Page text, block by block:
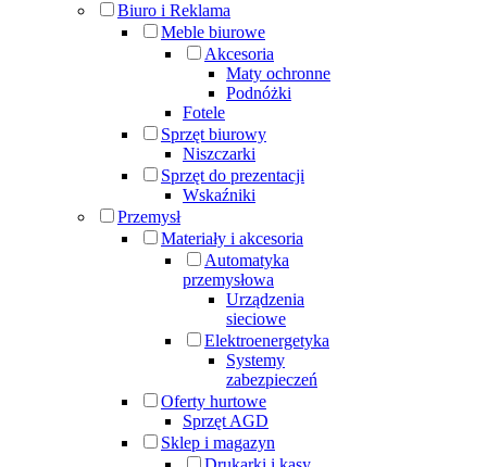
Biuro i Reklama
Meble biurowe
Akcesoria
Maty ochronne
Podnóżki
Fotele
Sprzęt biurowy
Niszczarki
Sprzęt do prezentacji
Wskaźniki
Przemysł
Materiały i akcesoria
Automatyka
przemysłowa
Urządzenia
sieciowe
Elektroenergetyka
Systemy
zabezpieczeń
Oferty hurtowe
Sprzęt AGD
Sklep i magazyn